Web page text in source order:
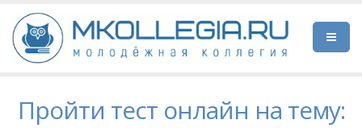
Пройти тест онлайн на тему: